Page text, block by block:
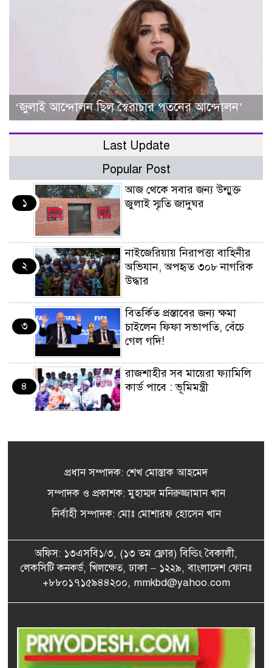
‘জুলাই আন্দোলন ছিল স্বৈরাচার পতনের আন্দোলন’
Last Update
Popular Post
১
আজ থেকে সবার জন্য উন্মুক্ত
জুলাই স্মৃতি জাদুঘর
২
নাইজেরিয়ায় নিরাপত্তা বাহিনীর
অভিযান, অপহৃত ৩০৮ নাগরিক
উদ্ধার
৩
বিতর্কিত প্রস্তাবের জন্য ক্ষমা
চাইলেন ফিফা সভাপতি, বেঁচে
গেল গদি!
৪
রাজশাহীর সব মায়েরা ফ্যামিলি
কার্ড পাবে : ভূমিমন্ত্রী
‘জুলাই আন্দোলন ছিল স্বৈরাচার
পতনের আন্দোলন’
৭
আ. লীগের জুলুমের পথ বিএনপি
অনুসরণ করবে না: বিদ্যুৎ
প্রতিমন্ত্রী
৮
দিলো ইসরায়েল
প্রধান সম্পাদক: শেখ মোস্তাক আহমেদ
সম্পাদক ও প্রকাশক: মুহাম্মদ মনিরুজ্জামান খান
নির্বাহী সম্পাদক: মোঃ মোশারফ হোসেন খান
অফিস: ১৩এসবি১/৩, (১৩ তম ফ্লোর) বিল্ডিং বৈকালী,
লেকসিটি কনকর্ড, খিলক্ষেত, ঢাকা – ১২২৯, বাংলাদেশ ফোনঃ
+৮৮০১৭১৫৯৪৪২০০, mmkbd@yahoo.com